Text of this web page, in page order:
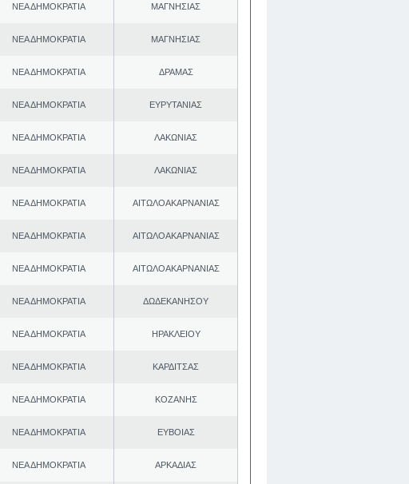
ΝΕΑ ΔΗΜΟΚΡΑΤΙΑ ΜΑΓΝΗΣΙΑΣ
ΝΕΑ ΔΗΜΟΚΡΑΤΙΑ ΜΑΓΝΗΣΙΑΣ
ΝΕΑ ΔΗΜΟΚΡΑΤΙΑ ΔΡΑΜΑΣ
ΝΕΑ ΔΗΜΟΚΡΑΤΙΑ ΕΥΡΥΤΑΝΙΑΣ
ΝΕΑ ΔΗΜΟΚΡΑΤΙΑ ΛΑΚΩΝΙΑΣ
ΝΕΑ ΔΗΜΟΚΡΑΤΙΑ ΛΑΚΩΝΙΑΣ
ΝΕΑ ΔΗΜΟΚΡΑΤΙΑ ΑΙΤΩΛΟΑΚΑΡΝΑΝΙΑΣ
ΝΕΑ ΔΗΜΟΚΡΑΤΙΑ ΑΙΤΩΛΟΑΚΑΡΝΑΝΙΑΣ
ΝΕΑ ΔΗΜΟΚΡΑΤΙΑ ΑΙΤΩΛΟΑΚΑΡΝΑΝΙΑΣ
ΝΕΑ ΔΗΜΟΚΡΑΤΙΑ ΔΩΔΕΚΑΝΗΣΟΥ
ΝΕΑ ΔΗΜΟΚΡΑΤΙΑ ΗΡΑΚΛΕΙΟΥ
ΝΕΑ ΔΗΜΟΚΡΑΤΙΑ ΚΑΡΔΙΤΣΑΣ
ΝΕΑ ΔΗΜΟΚΡΑΤΙΑ ΚΟΖΑΝΗΣ
ΝΕΑ ΔΗΜΟΚΡΑΤΙΑ ΕΥΒΟΙΑΣ
ΝΕΑ ΔΗΜΟΚΡΑΤΙΑ ΑΡΚΑΔΙΑΣ